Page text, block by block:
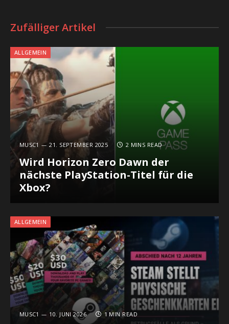
Zufälliger Artikel
ALLGEMEIN
MUSC1 21. SEPTEMBER 2025 2 MINS READ
Wird Horizon Zero Dawn der
nächste PlayStation-Titel für die
Xbox?
ALLGEMEIN
MUSC1 10. JUNI 2026 1 MIN READ